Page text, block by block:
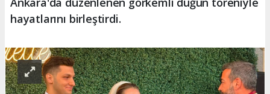
hayatlarını birleştirdi.